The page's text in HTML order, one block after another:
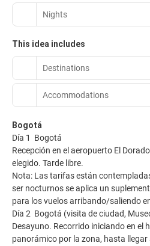
Nights
This idea includes
Destinations
Accommodations
Bogotá
Día 1 Bogotá
Recepción en el aeropuerto El
elegido. Tarde libre.
Nota: Las tarifas están
ser nocturnos se aplica un
para los vuelos arribando/saliendo
Día 2 Bogotá (visita de ciudad,
Desayuno. Recorrido iniciando en el
panorámico por la zona, hasta llegar